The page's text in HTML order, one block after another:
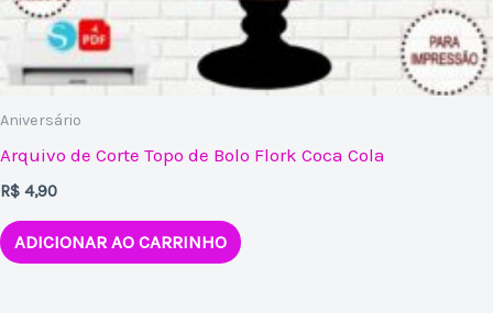
Aniversário
Arquivo de Corte Topo de Bolo Flork Coca Cola
R$ 4,90
ADICIONAR AO CARRINHO